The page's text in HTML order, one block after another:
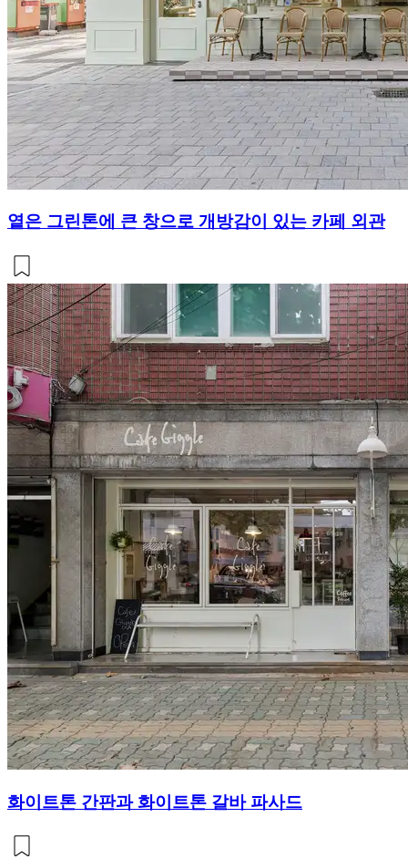
옅은 그린톤에 큰 창으로 개방감이 있는 카페 외관
화이트톤 간판과 화이트톤 갈바 파사드